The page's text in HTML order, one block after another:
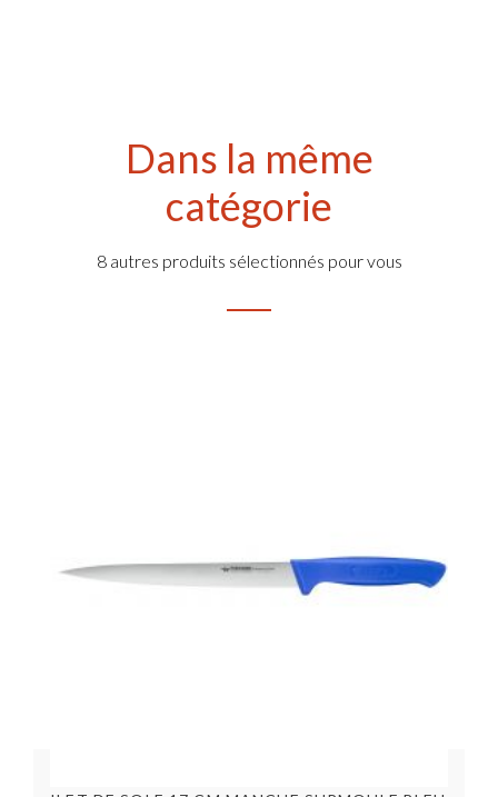
Dans la même
catégorie
8 autres produits sélectionnés pour vous